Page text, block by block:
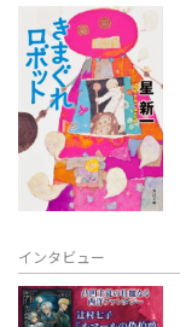
インタビュー